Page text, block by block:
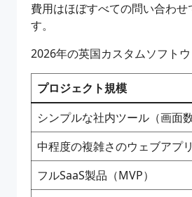
費用はほぼすべての問い合わ
す。
2026年の英国カスタムソフト
プロジェクト規模
シンプルな社内ツール（画面
中程度の複雑さのウェブアプリ
フルSaaS製品（MVP）